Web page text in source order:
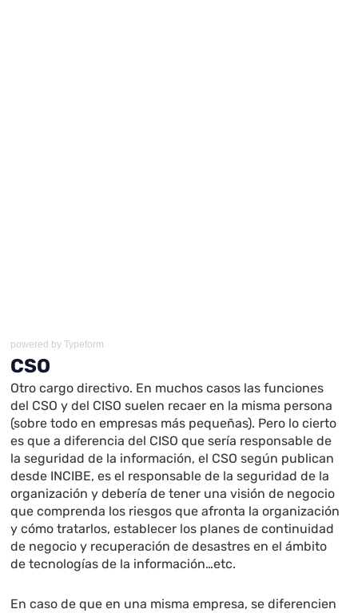
powered byTypeform
CSO
Otro cargo directivo. En muchos casos las funciones
del CSO y del CISO suelen recaer en la misma persona
(sobre todo en empresas más pequeñas). Pero lo cierto
es que a diferencia del CISO que sería responsable de
la seguridad de la información, el CSO según publican
desde INCIBE, es el responsable de la seguridad de la
organización y debería de tener una visión de negocio
que comprenda los riesgos que afronta la organización
y cómo tratarlos, establecer los planes de continuidad
de negocio y recuperación de desastres en el ámbito
de tecnologías de la información…etc.
En caso de que en una misma empresa, se diferencien